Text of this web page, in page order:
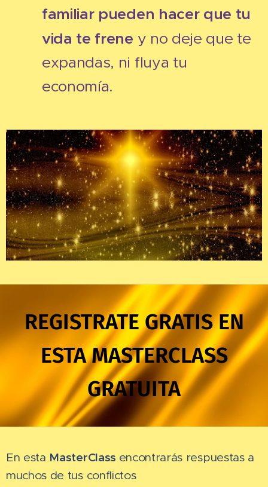
familiar pueden hacer que tu
vida te frene y no deje que te
expandas, ni fluya tu
economía.
REGISTRATE GRATIS EN
ESTA MASTERCLASS
GRATUITA
En esta MasterClass encontrarás respuestas a
muchos de tus conflictos